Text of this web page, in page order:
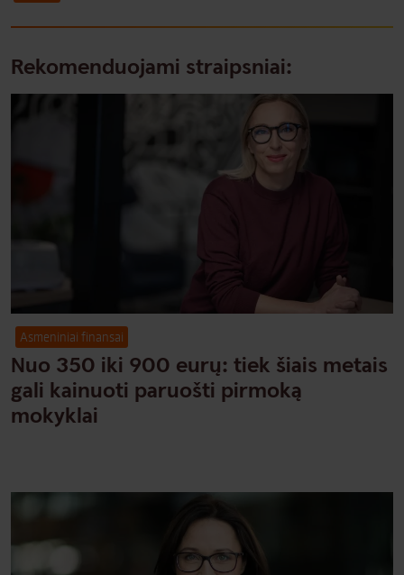
Rekomenduojami straipsniai:
Asmeniniai finansai
Nuo 350 iki 900 eurų: tiek šiais metais
gali kainuoti paruošti pirmoką
mokyklai